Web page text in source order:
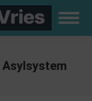
Asylsystem